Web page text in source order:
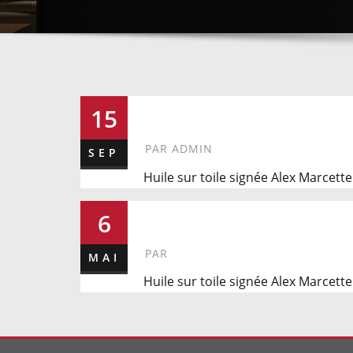
15
SEP PAR ADMIN
Huile sur toile signée Alex
6
MAI PAR
Huile sur toile signée Alex